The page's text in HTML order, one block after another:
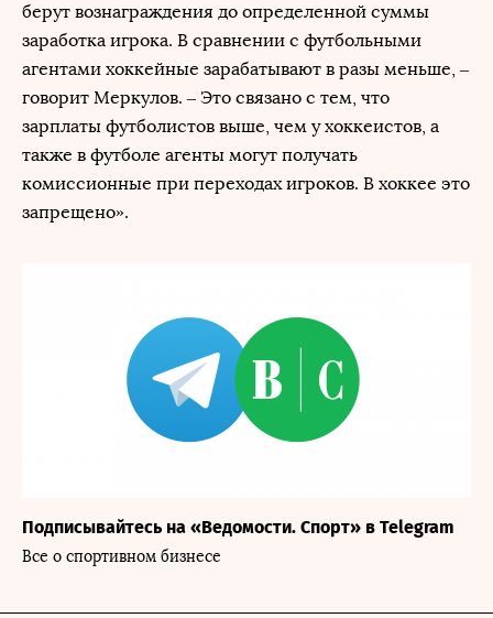
берут вознаграждения до определенной суммы
заработка игрока. В сравнении с футбольными
агентами хоккейные зарабатывают в разы меньше, –
говорит Меркулов. – Это связано с тем, что
зарплаты футболистов выше, чем у хоккеистов, а
также в футболе агенты могут получать
комиссионные при переходах игроков. В хоккее это
запрещено».
Подписывайтесь на «Ведомости. Спорт» в Telegram
Все о спортивном бизнесе